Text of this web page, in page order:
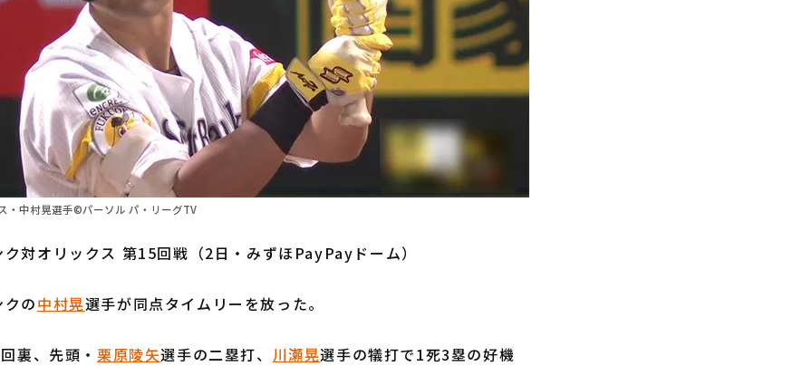
・中村晃選手©パーソル パ・リーグTV
対オリックス 第15回戦（2日・みずほPayPayドーム）
の中村晃選手が同点タイムリーを放った。
裏、先頭・栗原陵矢選手の二塁打、 川瀬晃選手の犠打で1死3塁の好機